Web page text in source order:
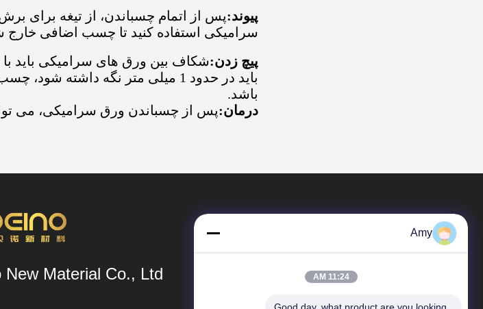
پيوند:پس از اتمام چسباندن، از تیغه برای
سرامیکی استفاده کنید تا چسب اضافی خارج
پیچ زدن:شکاف بین ورق های سرامیکی باید
باید در حدود 1 میلی متر نگه
باشد.
درمان:پس از چسباندن ورق سرامیکی، می توان آن را پس
Material Co., Ltd.
Amy
11:24 AM